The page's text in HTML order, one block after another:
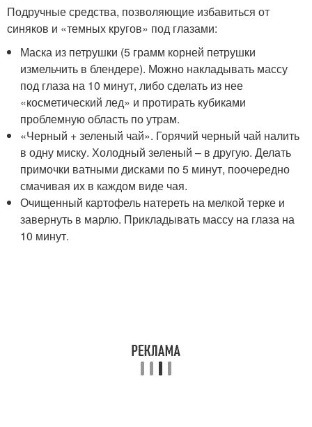
Подручные средства, позволяющие избавиться от
синяков и «темных кругов» под глазами:
Маска из петрушки (5 грамм корней петрушки
измельчить в блендере). Можно накладывать массу
под глаза на 10 минут, либо сделать из нее
«косметический лед» и протирать кубиками
проблемную область по утрам.
«Черный + зеленый чай». Горячий черный чай налить
в одну миску. Холодный зеленый – в другую. Делать
примочки ватными дисками по 5 минут, поочередно
смачивая их в каждом виде чая.
Очищенный картофель натереть на мелкой терке и
завернуть в марлю. Прикладывать массу на глаза на
10 минут.